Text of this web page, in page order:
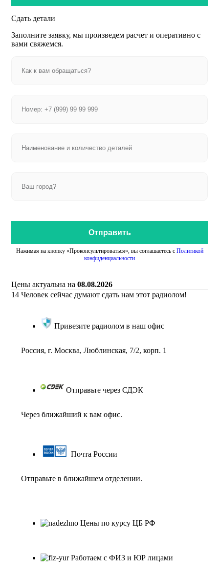
Сдать детали
Заполните заявку, мы произведем расчет и оперативно с
вами свяжемся.
Отправить
Нажимая на кнопку «Проконсультироваться», вы соглашаетесь с Политикой
конфиденциальности
Цены актуальна на 08.08.2026
14 Человек сейчас думают сдать нам этот радиолом!
Привезите радиолом в наш офис
Россия, г. Москва, Люблинская, 7/2, корп. 1
Отправьте через СДЭК
Через ближайший к вам офис.
Почта России
Отправьте в ближайшем отделении.
Цены по курсу ЦБ РФ
Работаем с ФИЗ и ЮР лицами